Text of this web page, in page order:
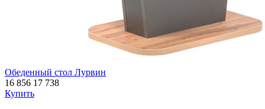
Обеденный стол Лурвин
16 856 17 738
Купить